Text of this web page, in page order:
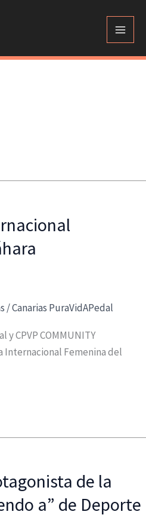
/Canarias PuraVidAPedal
y CPVP COMMUNITY
Internacional Femenina del
de la
a” de Deporte